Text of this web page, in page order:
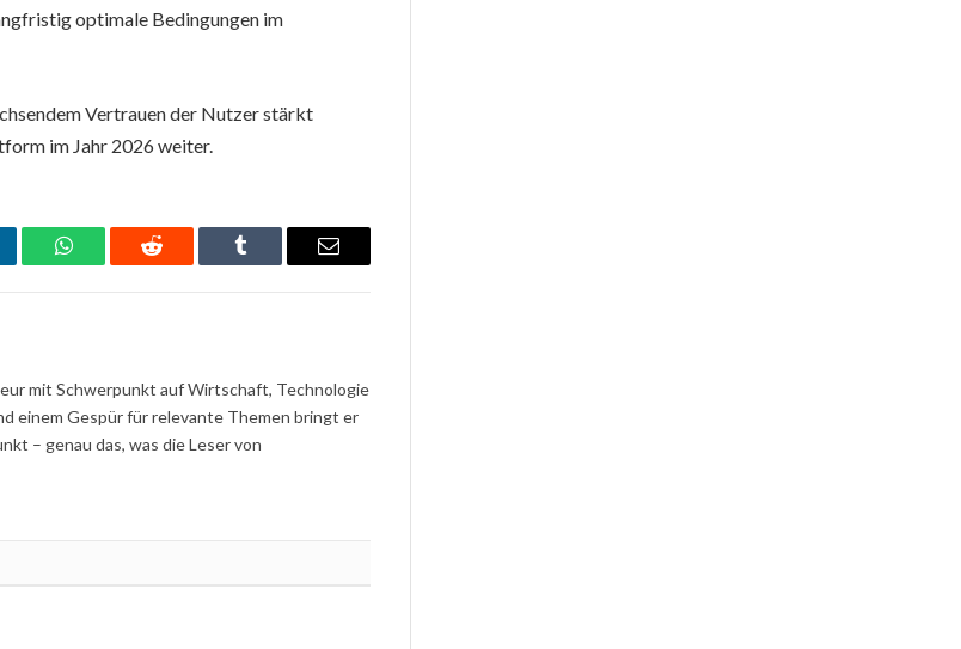
optimale Bedingungen im
Vertrauen der Nutzer stärkt
im Jahr 2026 weiter.
WhatsAppReddit Tumblr Email
mit Schwerpunkt auf Wirtschaft, Technologie
einem Gespür für relevante Themen bringt er
– genau das, was die Leser von